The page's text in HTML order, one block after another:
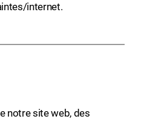
internet.
notre site web, des